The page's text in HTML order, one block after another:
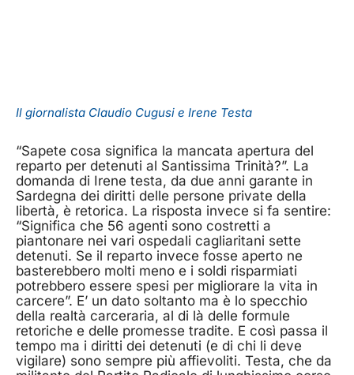
Il giornalista Claudio Cugusi e Irene Testa
“Sapete cosa significa la mancata apertura del
reparto per detenuti al Santissima Trinità?”. La
domanda di Irene testa, da due anni garante in
Sardegna dei diritti delle persone private della
libertà, è retorica. La risposta invece si fa sentire:
“Significa che 56 agenti sono costretti a
piantonare nei vari ospedali cagliaritani sette
detenuti. Se il reparto invece fosse aperto ne
basterebbero molti meno e i soldi risparmiati
potrebbero essere spesi per migliorare la vita in
carcere”. E’ un dato soltanto ma è lo specchio
della realtà carceraria, al di là delle formule
retoriche e delle promesse tradite. E così passa il
tempo ma i diritti dei detenuti (e di chi li deve
vigilare) sono sempre più affievoliti. Testa, che da